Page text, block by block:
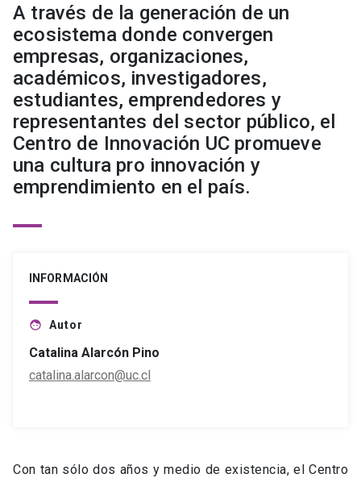
A través de la generación de un
ecosistema donde convergen
empresas, organizaciones,
académicos, investigadores,
estudiantes, emprendedores y
representantes del sector público, el
Centro de Innovación UC promueve
una cultura pro innovación y
emprendimiento en el país.
INFORMACIÓN
face Autor
Catalina Alarcón Pino
catalina.alarcon@uc.cl
Con tan sólo dos años y medio de existencia, el Centro